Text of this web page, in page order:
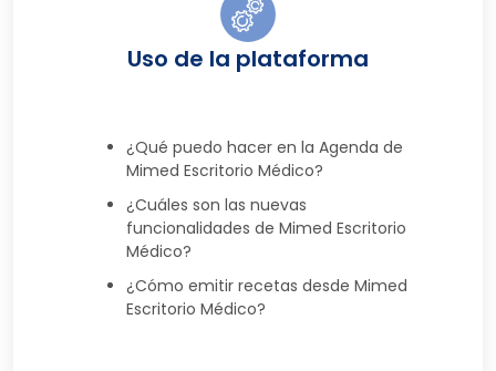
Uso de la plataforma
¿Qué puedo hacer en la Agenda de
Mimed Escritorio Médico?
¿Cuáles son las nuevas
funcionalidades de Mimed Escritorio
Médico?
¿Cómo emitir recetas desde Mimed
Escritorio Médico?